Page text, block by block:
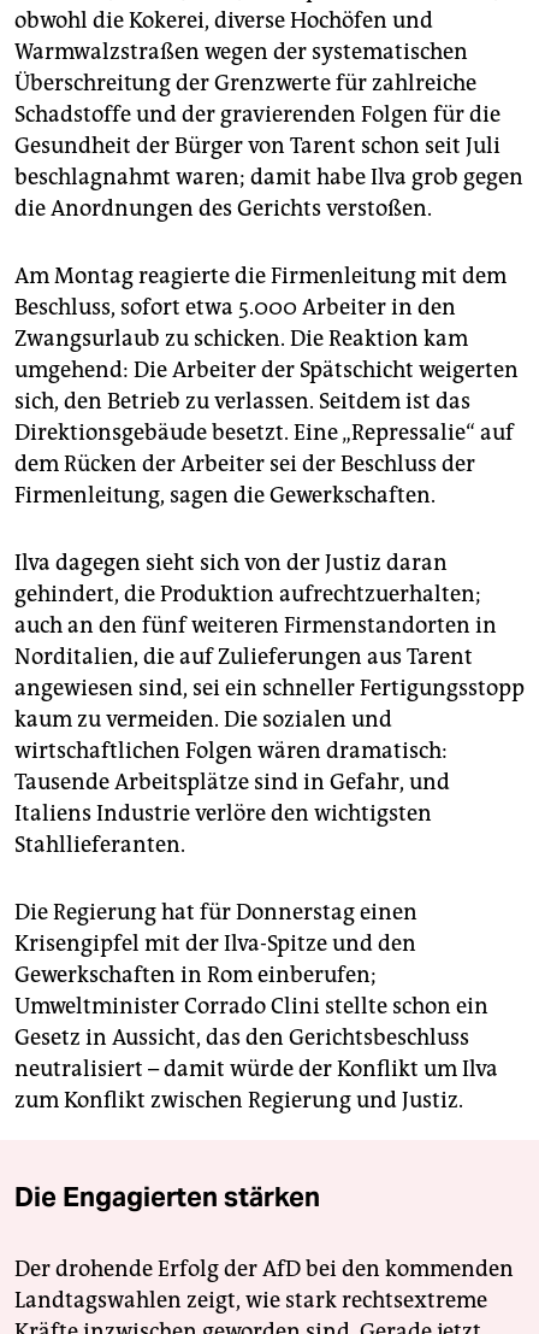
obwohl die Kokerei, diverse Hochöfen und
Warmwalzstraßen wegen der systematischen
Überschreitung der Grenzwerte für zahlreiche
Schadstoffe und der gravierenden Folgen für die
Gesundheit der Bürger von Tarent schon seit Juli
beschlagnahmt waren; damit habe Ilva grob gegen
die Anordnungen des Gerichts verstoßen.
Am Montag reagierte die Firmenleitung mit dem
Beschluss, sofort etwa 5.000 Arbeiter in den
Zwangsurlaub zu schicken. Die Reaktion kam
umgehend: Die Arbeiter der Spätschicht weigerten
sich, den Betrieb zu verlassen. Seitdem ist das
Direktionsgebäude besetzt. Eine „Repressalie“ auf
dem Rücken der Arbeiter sei der Beschluss der
Firmenleitung, sagen die Gewerkschaften.
Ilva dagegen sieht sich von der Justiz daran
gehindert, die Produktion aufrechtzuerhalten;
auch an den fünf weiteren Firmenstandorten in
Norditalien, die auf Zulieferungen aus Tarent
angewiesen sind, sei ein schneller Fertigungsstopp
kaum zu vermeiden. Die sozialen und
wirtschaftlichen Folgen wären dramatisch:
Tausende Arbeitsplätze sind in Gefahr, und
Italiens Industrie verlöre den wichtigsten
Stahllieferanten.
Die Regierung hat für Donnerstag einen
Krisengipfel mit der Ilva-Spitze und den
Gewerkschaften in Rom einberufen;
Umweltminister Corrado Clini stellte schon ein
Gesetz in Aussicht, das den Gerichtsbeschluss
neutralisiert – damit würde der Konflikt um Ilva
zum Konflikt zwischen Regierung und Justiz.
Die Engagierten stärken
Der drohende Erfolg der AfD bei den kommenden
Landtagswahlen zeigt, wie stark rechtsextreme